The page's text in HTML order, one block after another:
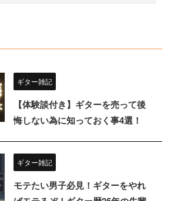
ギター雑記
【体験談付き】ギターを売って後
悔しない為に知っておく事4選！
ギター雑記
モテたい男子必見！ギターをやれ